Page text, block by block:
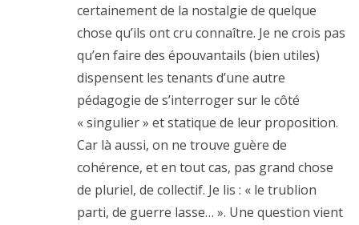
certainement de la nostalgie de quelque
chose qu’ils ont cru connaître. Je ne crois pas
qu’en faire des épouvantails (bien utiles)
dispensent les tenants d’une autre
pédagogie de s’interroger sur le côté
« singulier » et statique de leur proposition.
Car là aussi, on ne trouve guère de
cohérence, et en tout cas, pas grand chose
de pluriel, de collectif. Je lis : « le trublion
parti, de guerre lasse… ». Une question vient